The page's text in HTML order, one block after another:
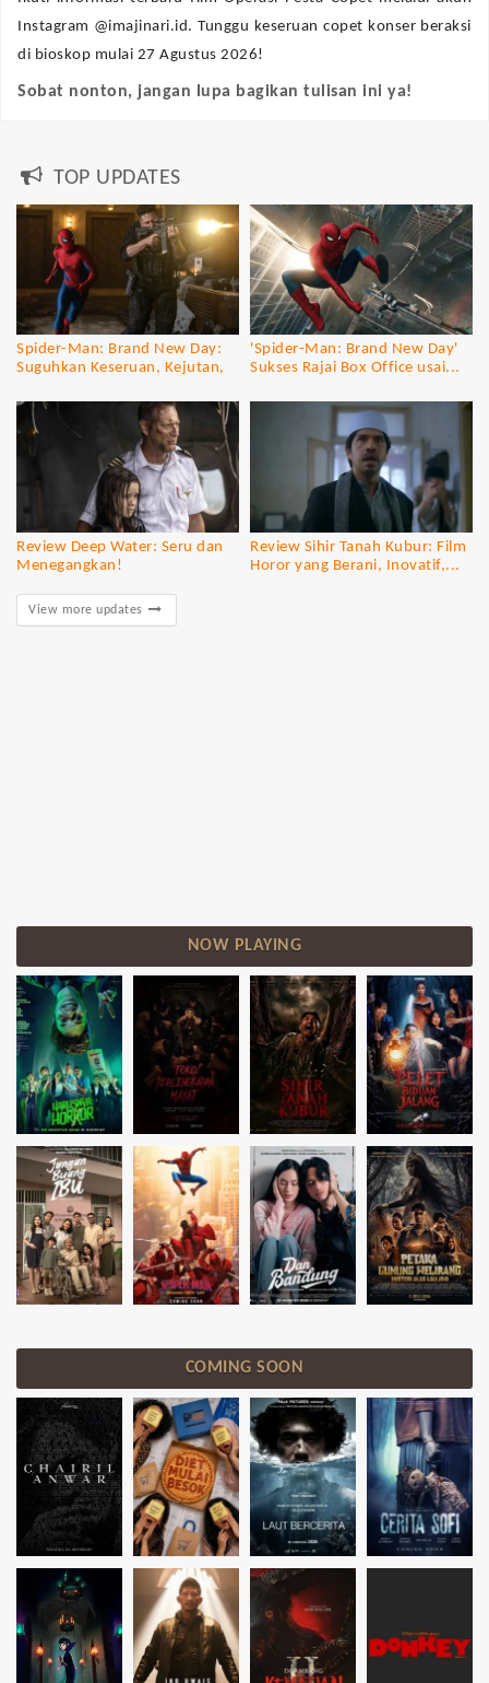
Instagram @imajinari.id. Tunggu keseruan copet konser beraksi
di bioskop mulai 27 Agustus 2026!
Sobat nonton, jangan lupa bagikan tulisan ini ya!
TOP UPDATES
Spider-Man: Brand New Day:
Suguhkan Keseruan, Kejutan,
'Spider-Man: Brand New Day'
Sukses Rajai Box Office usai...
Review Deep Water: Seru dan
Menegangkan!
Review Sihir Tanah Kubur: Film
Horor yang Berani, Inovatif,...
View more updates
NOW PLAYING
COMING SOON